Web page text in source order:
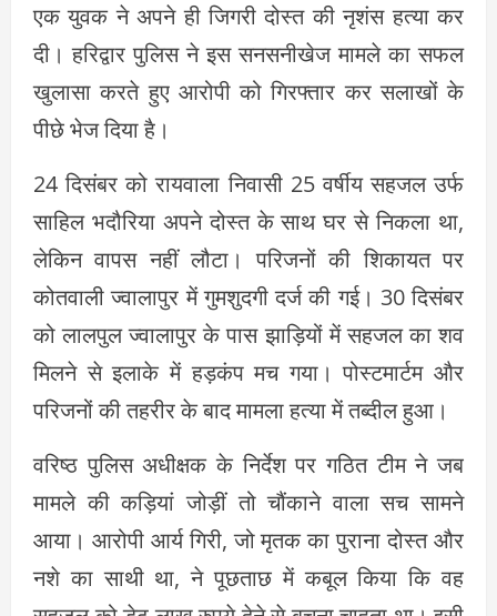
एक युवक ने अपने ही जिगरी दोस्त की नृशंस हत्या कर
दी। हरिद्वार पुलिस ने इस सनसनीखेज मामले का सफल
खुलासा करते हुए आरोपी को गिरफ्तार कर सलाखों के
पीछे भेज दिया है।
24 दिसंबर को रायवाला निवासी 25 वर्षीय सहजल उर्फ
साहिल भदौरिया अपने दोस्त के साथ घर से निकला था,
लेकिन वापस नहीं लौटा। परिजनों की शिकायत पर
कोतवाली ज्वालापुर में गुमशुदगी दर्ज की गई। 30 दिसंबर
को लालपुल ज्वालापुर के पास झाड़ियों में सहजल का शव
मिलने से इलाके में हड़कंप मच गया। पोस्टमार्टम और
परिजनों की तहरीर के बाद मामला हत्या में तब्दील हुआ।
वरिष्ठ पुलिस अधीक्षक के निर्देश पर गठित टीम ने जब
मामले की कड़ियां जोड़ीं तो चौंकाने वाला सच सामने
आया। आरोपी आर्य गिरी, जो मृतक का पुराना दोस्त और
नशे का साथी था, ने पूछताछ में कबूल किया कि वह